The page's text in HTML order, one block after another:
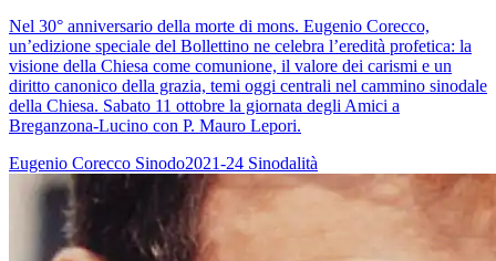
Nel 30° anniversario della morte di mons. Eugenio Corecco,
un’edizione speciale del Bollettino ne celebra l’eredità profetica: la
visione della Chiesa come comunione, il valore dei carismi e un
diritto canonico della grazia, temi oggi centrali nel cammino sinodale
della Chiesa. Sabato 11 ottobre la giornata degli Amici a
Breganzona-Lucino con P. Mauro Lepori.
Eugenio Corecco Sinodo2021-24 Sinodalità